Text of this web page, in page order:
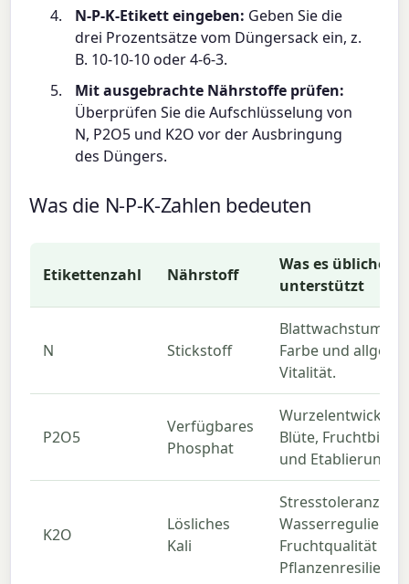
N-P-K-Etikett eingeben: Geben Sie die
drei Prozentsätze vom Düngersack ein, z.
B. 10-10-10 oder 4-6-3.
Mit ausgebrachte Nährstoffe prüfen:
Überprüfen Sie die Aufschlüsselung von
N, P2O5 und K2O vor der Ausbringung
des Düngers.
Was die N-P-K-Zahlen bedeuten
Etikettenzahl Nährstoff
Was es
unterstützt
N Stickstoff
Blattwachstum,
Farbe und
Vitalität.
P2O5
Verfügbares
Phosphat
Blüte,
und Etablierung.
K2O
Lösliches
Kali
Stresstoleranz,
Fruchtqualität und
Pflanzenresilienz.